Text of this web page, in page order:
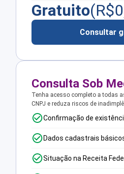
Gratuito(R$
Consultar
Consulta Sob
Tenha acesso completo a todas
CNPJ e reduza riscos de
Confirmação de
Dados cadastrais
Situação na Receita